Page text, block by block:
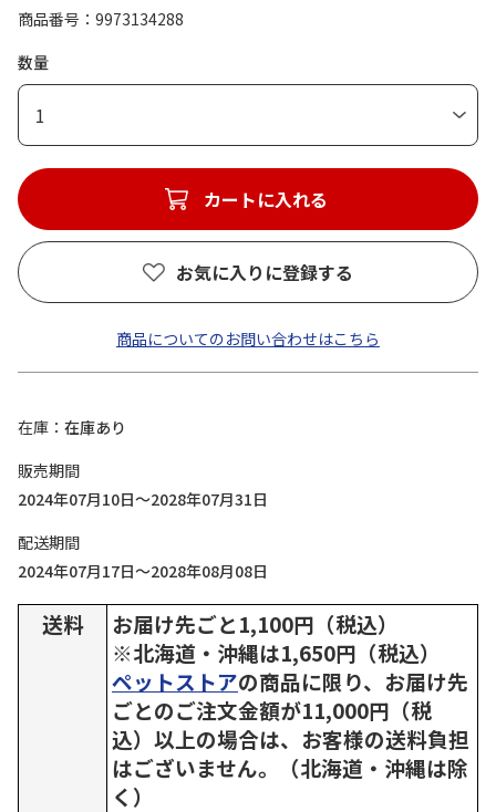
商品番号
9973134288
数量
1
カートに入れる
お気に入りに登録する
商品についてのお問い合わせはこちら
在庫
在庫あり
販売期間
2024年07月10日～2028年07月31日
配送期間
2024年07月17日～2028年08月08日
送料
お届け先ごと1,100円（税込）
※北海道・沖縄は1,650円（税込）
ペットストアの商品に限り、お届け先
ごとのご注文金額が11,000円（税
込）以上の場合は、お客様の送料負担
はございません。（北海道・沖縄は除
く）